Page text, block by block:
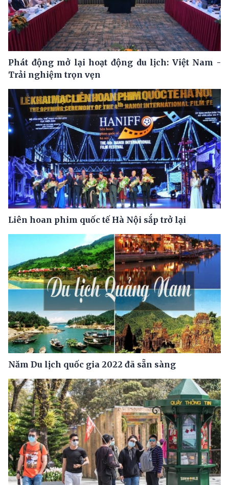
Phát động mở lại hoạt động du lịch: Việt Nam -
Trải nghiệm trọn vẹn
Liên hoan phim quốc tế Hà Nội sắp trở lại
Năm Du lịch quốc gia 2022 đã sẵn sàng